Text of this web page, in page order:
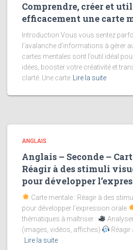
Comprendre, créer et
efficacement une carte
Introduction Vous vous sentez
l’avalanche d’informations à gérer
cartes mentales sont l’outil idéal
idées, booster votre créativité et
clarté. Une carte
Lire la suite
ANGLAIS
Anglais – Seconde –
Réagir à des stimuli
pour développer
Carte mentale : Réagir à des
pour développer l’expression orale
thématiques à maîtriser :
(images, vidéos, affiches)
Lire la suite